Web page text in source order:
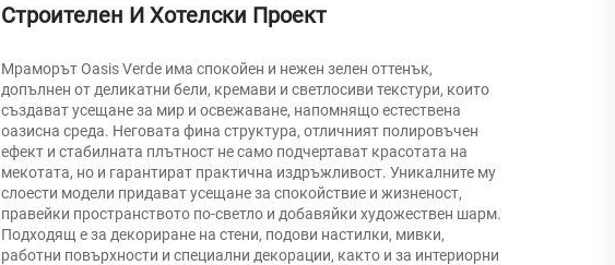
Строителен И Хотелски Проект
Мраморът Oasis Verde има спокойен и нежен зелен оттенък,
допълнен от деликатни бели, кремави и светлосиви текстури, които
създават усещане за мир и освежаване, напомнящо естествена
оазисна среда. Неговата финa структура, отличният полировъчен
ефект и стабилната плътност не само подчертават красотата на
мекотата, но и гарантират практична издръжливост. Уникалните му
слоести модели придават усещане за спокойствие и жизненост,
правейки пространството по-светло и добавяйки художествен шарм.
Подходящ е за декориране на стени, подови настилки, мивки,
работни повърхности и специални декорации, както и за интериорни